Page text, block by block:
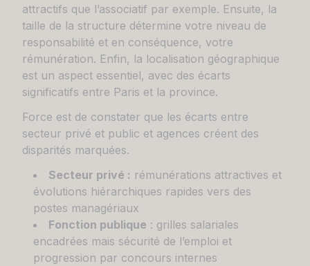
attractifs que l’associatif par exemple. Ensuite, la
taille de la structure détermine votre niveau de
responsabilité et en conséquence, votre
rémunération. Enfin, la localisation géographique
est un aspect essentiel, avec des écarts
significatifs entre Paris et la province.
Force est de constater que les écarts entre
secteur privé et public et agences créent des
disparités marquées.
Secteur privé : rémunérations attractives et
évolutions hiérarchiques rapides vers des
postes managériaux
Fonction publique : grilles salariales
encadrées mais sécurité de l’emploi et
progression par concours internes